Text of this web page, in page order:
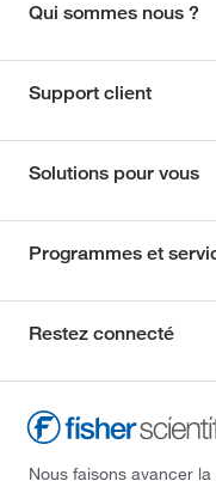
Qui sommes nous ?
Support client
Solutions pour vous
Programmes et
Restez connecté
Nous faisons avancer